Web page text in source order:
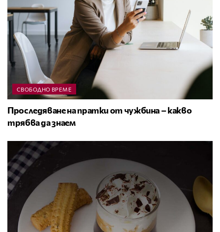
СВОБОДНО ВРЕМЕ
Проследяване на пратки от чужбина – какво
трябва да знаем